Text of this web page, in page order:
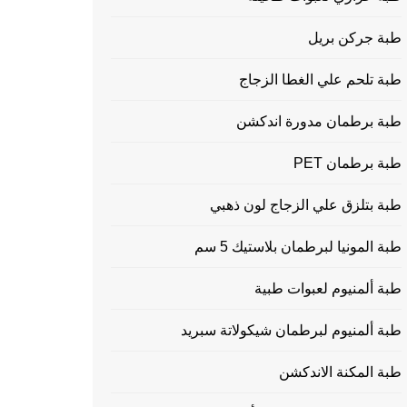
طبة جركن بريل
طبة تلحم علي الغطا الزجاج
طبة برطمان مدورة اندكشن
طبة برطمان PET
طبة بتلزق علي الزجاج لون ذهبي
طبة المونيا لبرطمان بلاستيك 5 سم
طبة ألمنيوم لعبوات طبية
طبة ألمنيوم لبرطمان شيكولاتة سبريد
طبة المكنة الاندكشن